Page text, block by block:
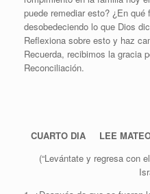
puede remediar esto? ¿En
desobedeciendo lo que Dios
Reflexiona sobre esto y haz
Recuerda, recibimos la gracia
Reconciliación.
CUARTO DIA LEE
(“Levántate y regresa con